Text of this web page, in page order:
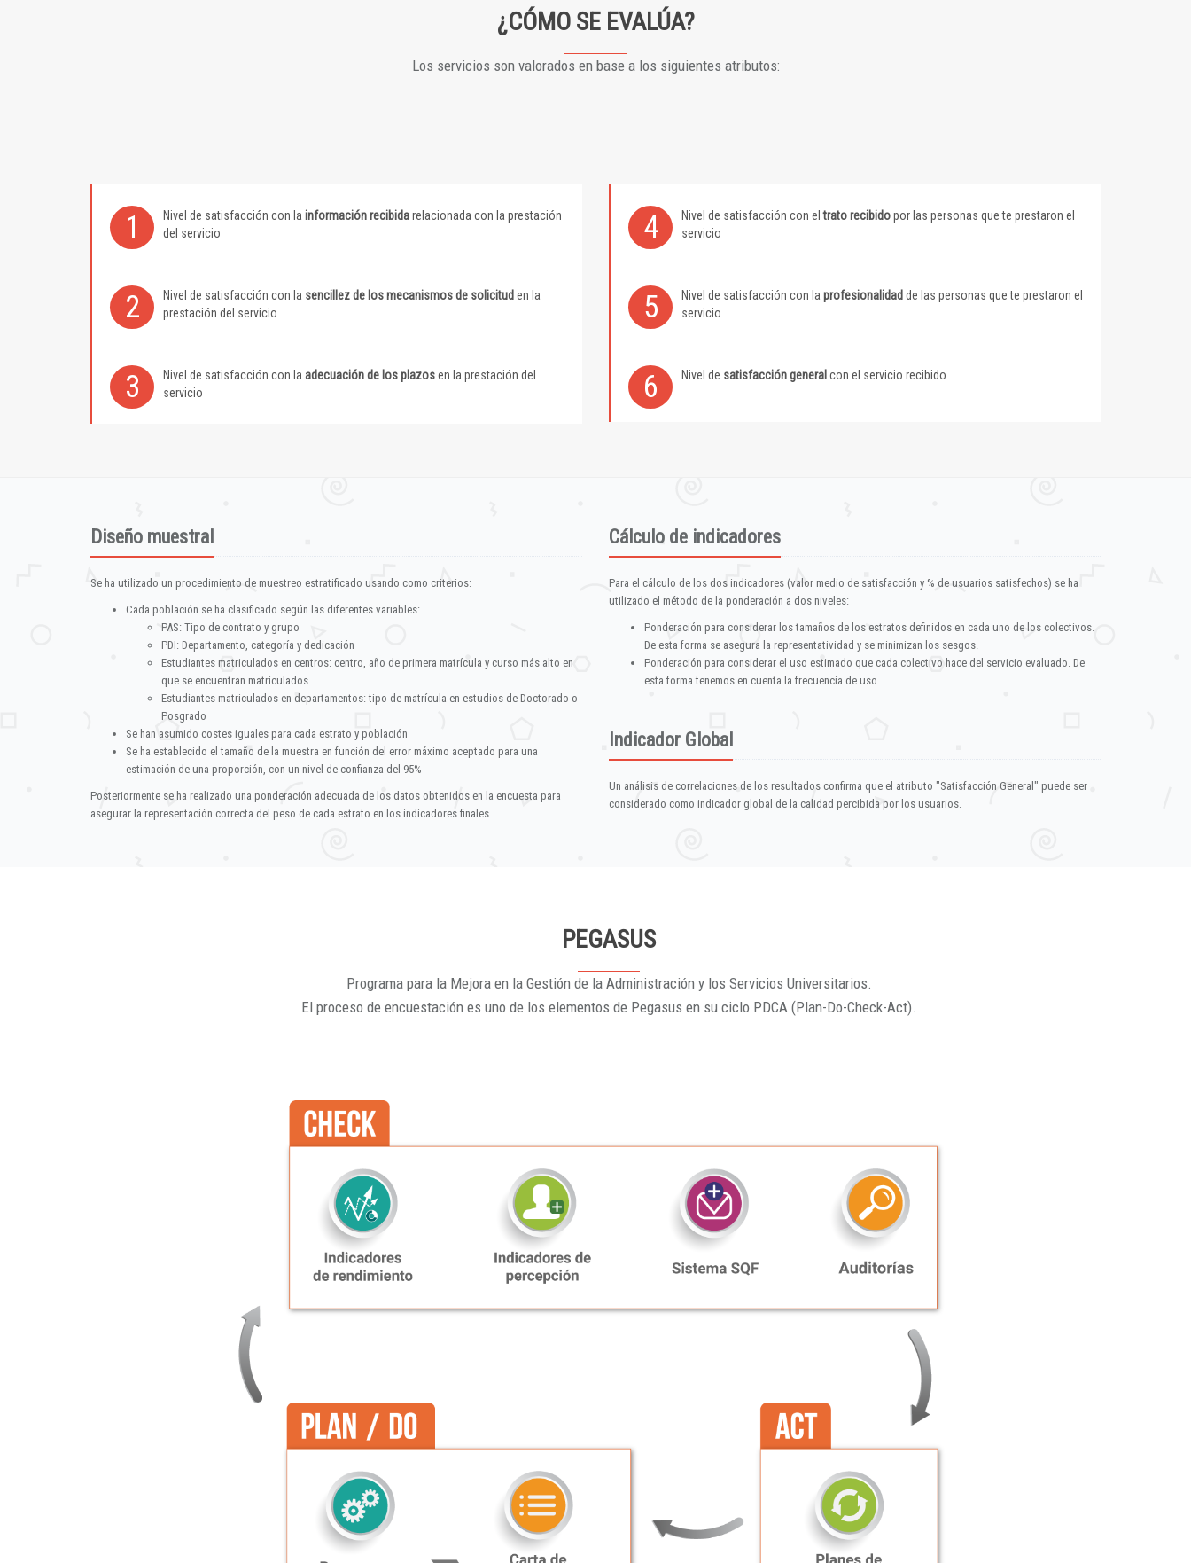
¿CÓMO SE EVALÚA?
Los servicios son valorados en base a los siguientes atributos:
1 Nivel de satisfacción con la información recibidarelacionada con la prestación
del servicio
4 Nivel de satisfacción con eltrato recibidopor las personas que te prestaron el
servicio
2 Nivel de satisfacción con la sencillez de los mecanismos de solicitud en la
prestación del servicio
5 Nivel de satisfacción con la profesionalidad de las personas que te prestaron el
servicio
3 Nivel de satisfacción con la adecuación de los plazosen la prestación del
servicio
6 Nivel de satisfacción general con el servicio recibido
Diseño muestral
Se ha utilizado un procedimiento de muestreo estratificado usando como criterios:
Cada población se ha clasificado según las diferentes variables:
PAS: Tipo de contrato y grupo
PDI: Departamento, categoría y dedicación
Estudiantes matriculados en centros: centro, año de primera matrícula y curso más alto en
que se encuentran matriculados
Estudiantes matriculados en departamentos: tipo de matrícula en estudios de Doctorado o
Posgrado
Se han asumido costes iguales para cada estrato y población
Se ha establecido el tamaño de la muestra en función del error máximo aceptado para una
estimación de una proporción, con un nivel de confianza del 95%
Posteriormente se ha realizado una ponderación adecuada de los datos obtenidos en la encuesta para
asegurar la representación correcta del peso de cada estrato en los indicadores finales.
Cálculo de indicadores
Para el cálculo de los dos indicadores (valor medio de satisfacción y % de usuarios satisfechos) se ha
utilizado el método de la ponderación a dos niveles:
Ponderación para considerar los tamaños de los estratos definidos en cada uno de los colectivos.
De esta forma se asegura la representatividad y se minimizan los sesgos.
Ponderación para considerar el uso estimado que cada colectivo hace del servicio evaluado. De
esta forma tenemos en cuenta la frecuencia de uso.
Indicador Global
Un análisis de correlaciones de los resultados confirma que el atributo "Satisfacción General" puede ser
considerado como indicador global de la calidad percibida por los usuarios.
PEGASUS
Programa para la Mejora en la Gestión de la Administración y los Servicios Universitarios.
El proceso de encuestación es uno de los elementos de Pegasus en su ciclo PDCA (Plan-Do-Check-Act).